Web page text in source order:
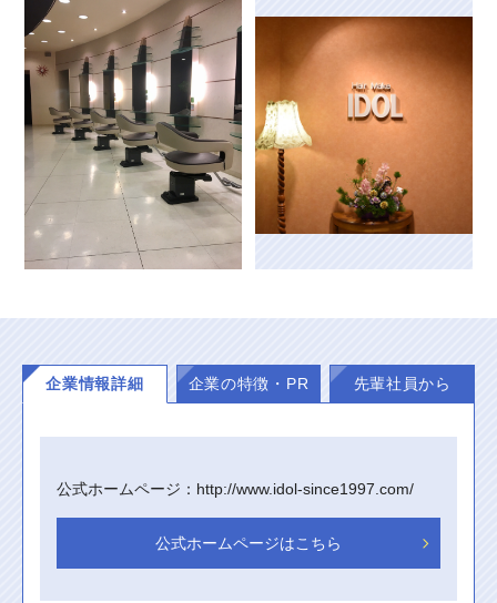
企業情報詳細 企業の特徴・PR 先輩社員から
公式ホームページ：http://www.idol-since1997.com/
公式ホームページはこちら